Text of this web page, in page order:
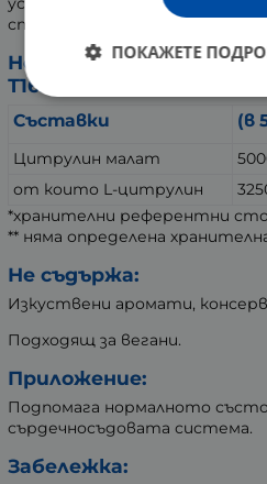
спортните цели.
Номер/Дата на
Т162506067/06.08.2025
Съставки (в
Цитрулин малат
от които L-цитрулин
*хранителни референтни
** няма определена
Не съдържа:
Изкуствени аромати,
Подходящ за вегани.
Приложение:
Подпомага нормалното
сърдечносъдовата система.
Забележка:
ПОКАЖЕТЕ